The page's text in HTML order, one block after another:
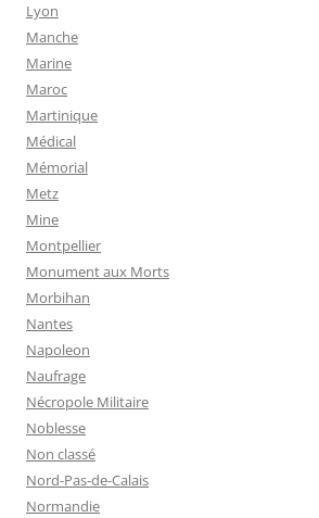
Lyon
Manche
Marine
Maroc
Martinique
Médical
Mémorial
Metz
Mine
Montpellier
Monument aux Morts
Morbihan
Nantes
Napoleon
Naufrage
Nécropole Militaire
Noblesse
Non classé
Nord-Pas-de-Calais
Normandie